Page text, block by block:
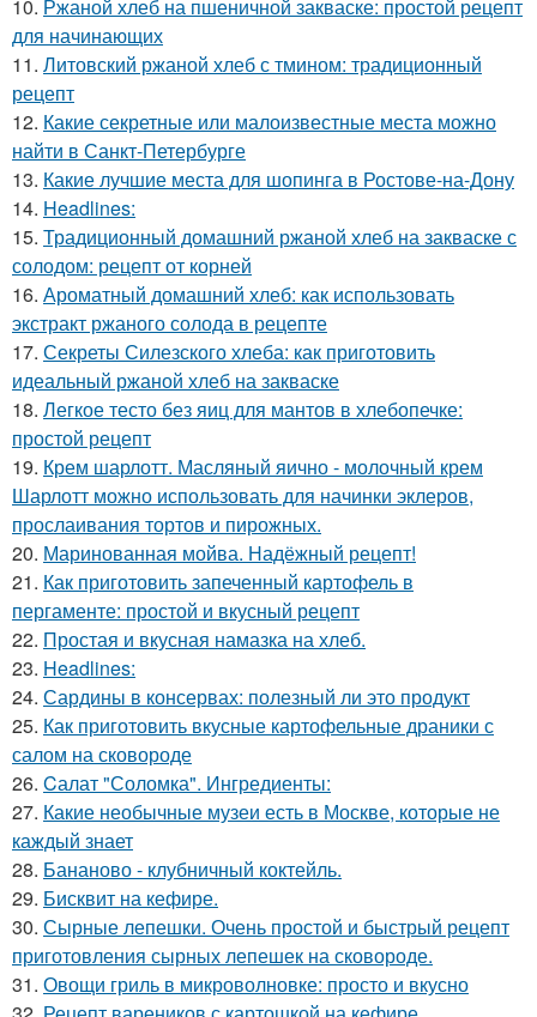
10. Ржаной хлеб на пшеничной закваске: простой рецепт
для начинающих
11. Литовский ржаной хлеб с тмином: традиционный
рецепт
12. Какие секретные или малоизвестные места можно
найти в Санкт-Петербурге
13. Какие лучшие места для шопинга в Ростове-на-Дону
14. Headlines:
15. Традиционный домашний ржаной хлеб на закваске с
солодом: рецепт от корней
16. Ароматный домашний хлеб: как использовать
экстракт ржаного солода в рецепте
17. Секреты Силезского хлеба: как приготовить
идеальный ржаной хлеб на закваске
18. Легкое тесто без яиц для мантов в хлебопечке:
простой рецепт
19. Крем шарлотт. Масляный яично - молочный крем
Шарлотт можно использовать для начинки эклеров,
прослаивания тортов и пирожных.
20. Маринованная мойва. Надёжный рецепт!
21. Как приготовить запеченный картофель в
пергаменте: простой и вкусный рецепт
22. Простая и вкусная намазка на хлеб.
23. Headlines:
24. Сардины в консервах: полезный ли это продукт
25. Как приготовить вкусные картофельные драники с
салом на сковороде
26. Cалат "Соломка". Ингредиенты:
27. Какие необычные музеи есть в Москве, которые не
каждый знает
28. Бананово - клубничный коктейль.
29. Бисквит на кефире.
30. Сырные лепешки. Очень простой и быстрый рецепт
приготовления сырных лепешек на сковороде.
31. Овощи гриль в микроволновке: просто и вкусно